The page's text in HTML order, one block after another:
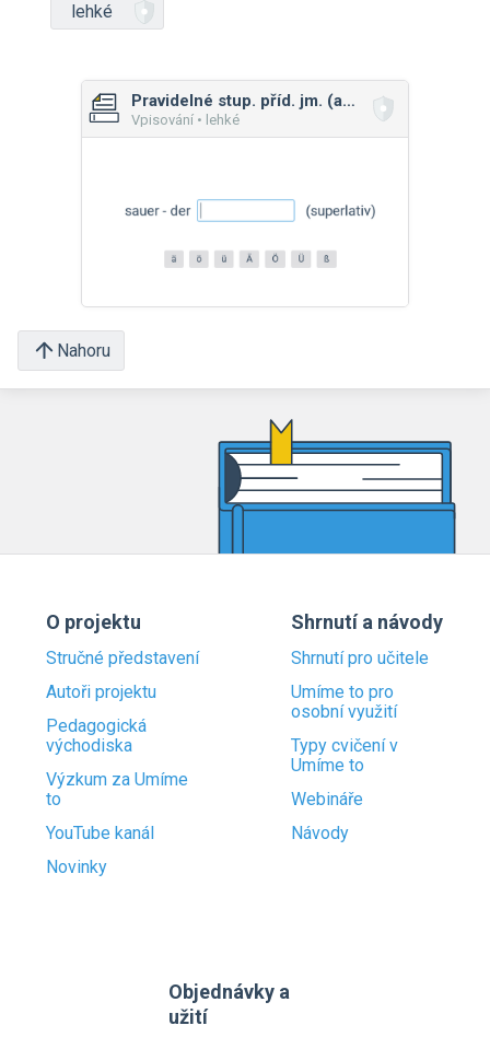
lehké
Pravidelné stup. příd. jm. (a příslovcí)
Vpisování • lehké
Nahoru
O projektu
Stručné představení
Autoři projektu
Pedagogická
východiska
Výzkum za Umíme
to
YouTube kanál
Novinky
Shrnutí a návody
Shrnutí pro učitele
Umíme to pro
osobní využití
Typy cvičení v
Umíme to
Webináře
Návody
Objednávky a
užití